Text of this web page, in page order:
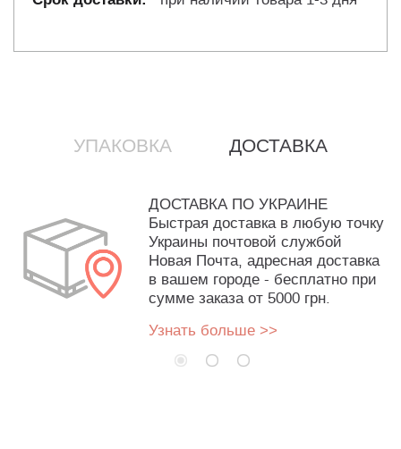
УПАКОВКА ДОСТАВКА
ДОСТАВКА ПО УКРАИНЕ
Быстрая доставка в любую точку
Украины почтовой службой
Новая Почта, адресная доставка
в вашем городе - бесплатно при
сумме заказа от 5000 грн.
Узнать больше >>